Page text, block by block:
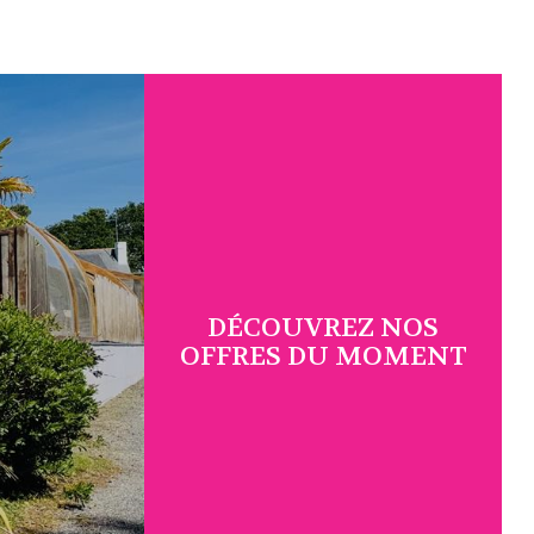
DÉCOUVREZ NOS
OFFRES DU MOMENT